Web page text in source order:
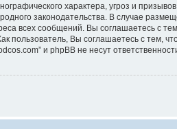
характера, угроз и
законодательства. В случае
всех сообщений. Вы соглашаетесь с
Вы соглашаетесь с тем,
и phpBB не несут